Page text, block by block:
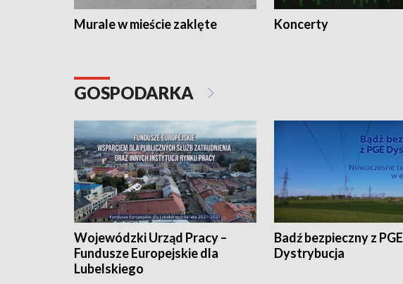
Murale w mieście zaklęte Koncerty
GOSPODARKA
Wojewódzki Urząd Pracy –
Fundusze Europejskie dla
Lubelskiego
Badź bezpieczny z PGE
Dystrybucja